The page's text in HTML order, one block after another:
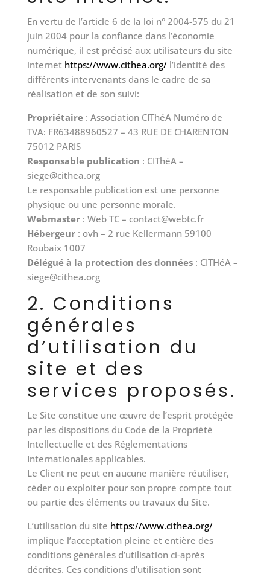
En vertu de l’article 6 de la loi n° 2004-575 du 21
juin 2004 pour la confiance dans l’économie
numérique, il est précisé aux utilisateurs du site
internet https://www.cithea.org/l’identité des
différents intervenants dans le cadre de sa
réalisation et de son suivi:
Propriétaire: Association CIThéA Numéro de
TVA: FR63488960527 – 43 RUE DE CHARENTON
75012 PARIS
Responsable publication : CIThéA –
siege@cithea.org
Le responsable publication est une personne
physique ou une personne morale.
Webmaster: Web TC – contact@webtc.fr
Hébergeur: ovh – 2 rue Kellermann 59100
Roubaix 1007
Délégué à la protection des données: CITHéA –
siege@cithea.org
2. Conditions
générales
d’utilisation du
site et des
services proposés.
Le Site constitue une œuvre de l’esprit protégée
par les dispositions du Code de la Propriété
Intellectuelle et des Réglementations
Internationales applicables.
Le Client ne peut en aucune manière réutiliser,
céder ou exploiter pour son propre compte tout
ou partie des éléments ou travaux du Site.
L’utilisation du site https://www.cithea.org/
implique l’acceptation pleine et entière des
conditions générales d’utilisation ci-après
décrites. Ces conditions d’utilisation sont